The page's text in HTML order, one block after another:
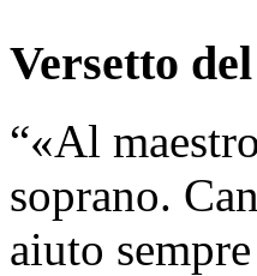
Versetto
“«Al
soprano.
aiuto